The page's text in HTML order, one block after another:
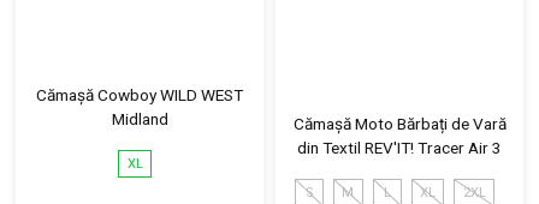
Cămașă Cowboy WILD WEST
Midland
XL
Cămașă Moto Bărbați de Vară
din Textil REV'IT! Tracer Air 3
S M L XL 2XL